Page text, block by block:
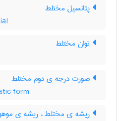
پتانسیل مختلط
توان مختلط
صورت درجه ی دوم مختلط
form
ریشه ی مختلط ، ریشه ی